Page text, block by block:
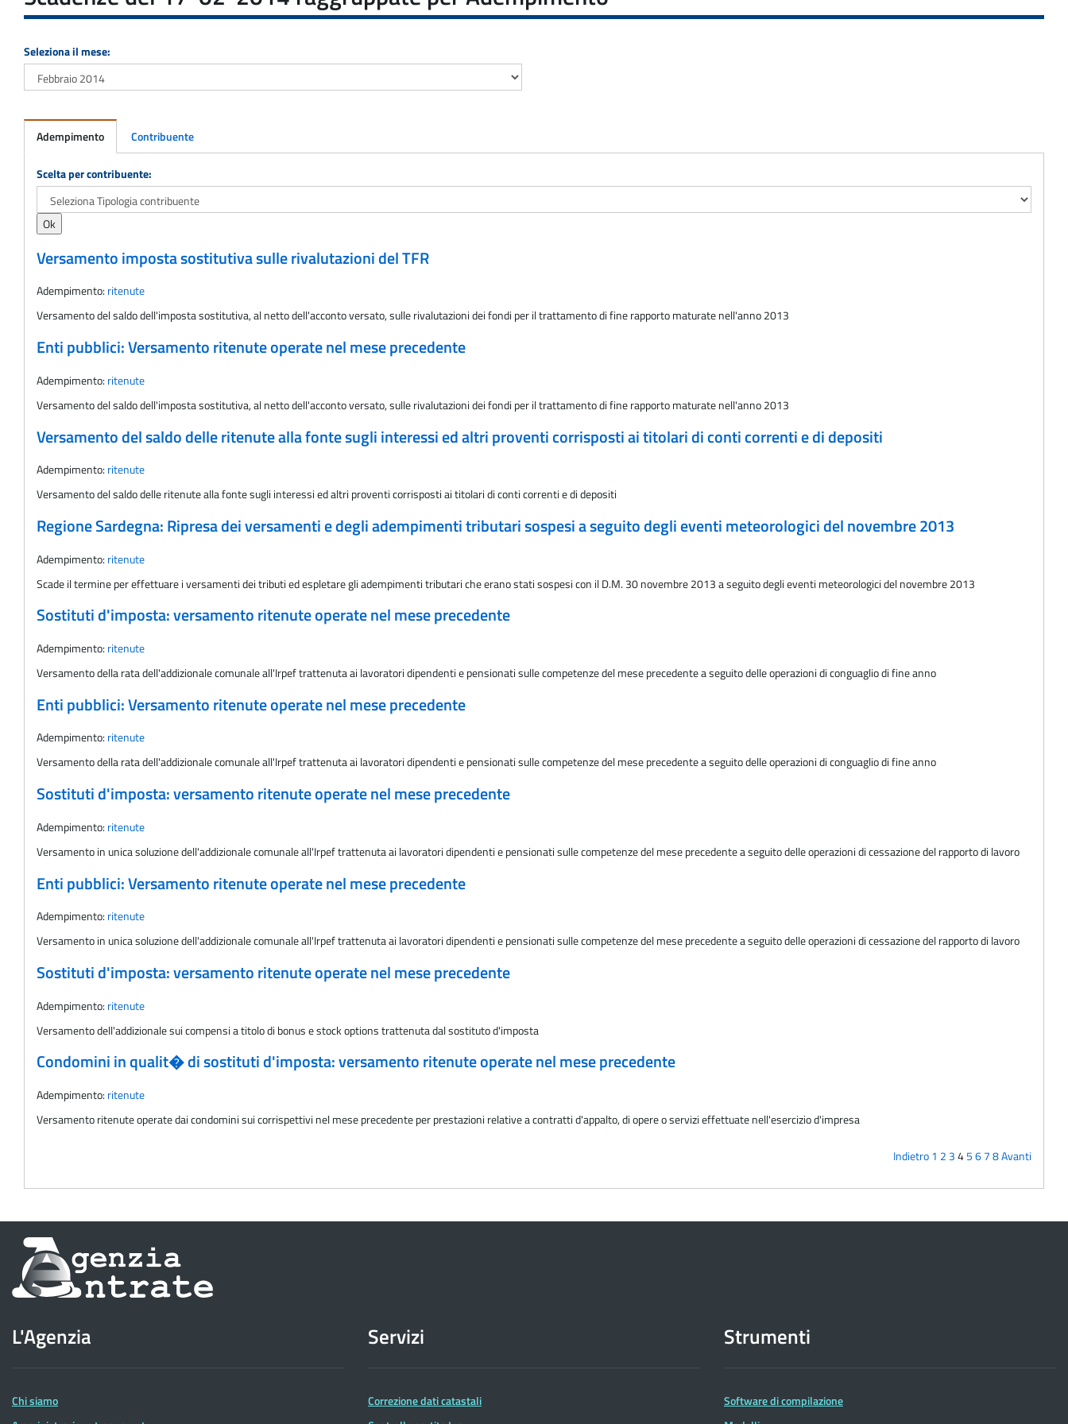
Seleziona il mese:
Adempimento Contribuente
Adempimento
Scelta per contribuente:
Versamento imposta sostitutiva sulle rivalutazioni del TFR
Adempimento: ritenute
Versamento del saldo dell'imposta sostitutiva, al netto dell'acconto versato, sulle rivalutazioni dei fondi per il trattamento di fine rapporto maturate nell'anno 2013
Enti pubblici: Versamento ritenute operate nel mese precedente
Adempimento: ritenute
Versamento del saldo dell'imposta sostitutiva, al netto dell'acconto versato, sulle rivalutazioni dei fondi per il trattamento di fine rapporto maturate nell'anno 2013
Versamento del saldo delle ritenute alla fonte sugli interessi ed altri proventi corrisposti ai titolari di conti correnti e di depositi
Adempimento: ritenute
Versamento del saldo delle ritenute alla fonte sugli interessi ed altri proventi corrisposti ai titolari di conti correnti e di depositi
Regione Sardegna: Ripresa dei versamenti e degli adempimenti tributari sospesi a seguito degli eventi meteorologici del novembre 2013
Adempimento: ritenute
Scade il termine per effettuare i versamenti dei tributi ed espletare gli adempimenti tributari che erano stati sospesi con il D.M. 30 novembre 2013 a seguito degli eventi meteorologici del novembre 2013
Sostituti d'imposta: versamento ritenute operate nel mese precedente
Adempimento: ritenute
Versamento della rata dell'addizionale comunale all'Irpef trattenuta ai lavoratori dipendenti e pensionati sulle competenze del mese precedente a seguito delle operazioni di conguaglio di fine anno
Enti pubblici: Versamento ritenute operate nel mese precedente
Adempimento: ritenute
Versamento della rata dell'addizionale comunale all'Irpef trattenuta ai lavoratori dipendenti e pensionati sulle competenze del mese precedente a seguito delle operazioni di conguaglio di fine anno
Sostituti d'imposta: versamento ritenute operate nel mese precedente
Adempimento: ritenute
Versamento in unica soluzione dell'addizionale comunale all'Irpef trattenuta ai lavoratori dipendenti e pensionati sulle competenze del mese precedente a seguito delle operazioni di cessazione del rapporto di lavoro
Enti pubblici: Versamento ritenute operate nel mese precedente
Adempimento: ritenute
Versamento in unica soluzione dell'addizionale comunale all'Irpef trattenuta ai lavoratori dipendenti e pensionati sulle competenze del mese precedente a seguito delle operazioni di cessazione del rapporto di lavoro
Sostituti d'imposta: versamento ritenute operate nel mese precedente
Adempimento: ritenute
Versamento dell'addizionale sui compensi a titolo di bonus e stock options trattenuta dal sostituto d'imposta
Condomini in qualit� di sostituti d'imposta: versamento ritenute operate nel mese precedente
Adempimento: ritenute
Versamento ritenute operate dai condomini sui corrispettivi nel mese precedente per prestazioni relative a contratti d'appalto, di opere o servizi effettuate nell'esercizio d'impresa
Indietro1 2 345678Avanti
Informazioni
sul
dell'Agenzia
delle
Entrate
L'Agenzia
Chi siamo
Servizi
Correzione dati catastali
Strumenti
Software di compilazione